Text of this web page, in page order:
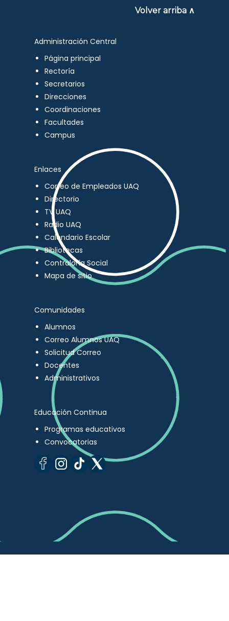
Volver arriba ∧
Administración Central
Página principal
Rectoría
Secretarios
Direcciones
Coordinaciones
Facultades
Campus
Enlaces
Correo de Empleados UAQ
Directorio
TV UAQ
Radio UAQ
Calendario Escolar
Bibliotecas
Contraloría Social
Mapa de sitio
Comunidades
Alumnos
Correo Alumnos UAQ
Solicitud Correo
Docentes
Administrativos
Educación Continua
Programas educativos
Convocatorias